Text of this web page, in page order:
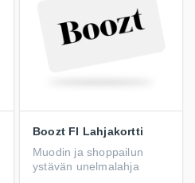
Boozt FI Lahjakortti
Muodin ja shoppailun
ystävän unelmalahja